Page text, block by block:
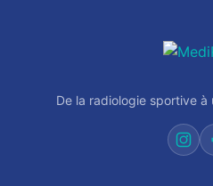
De la radiologie sportive